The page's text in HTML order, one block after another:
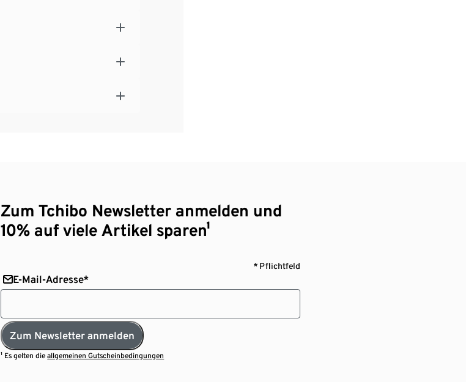
Zum Tchibo Newsletter anmelden und
10% auf viele Artikel sparen¹
* Pflichtfeld
E-Mail-Adresse*
Zum Newsletter anmelden
¹ Es gelten dieallgemeinen Gutscheinbedingungen